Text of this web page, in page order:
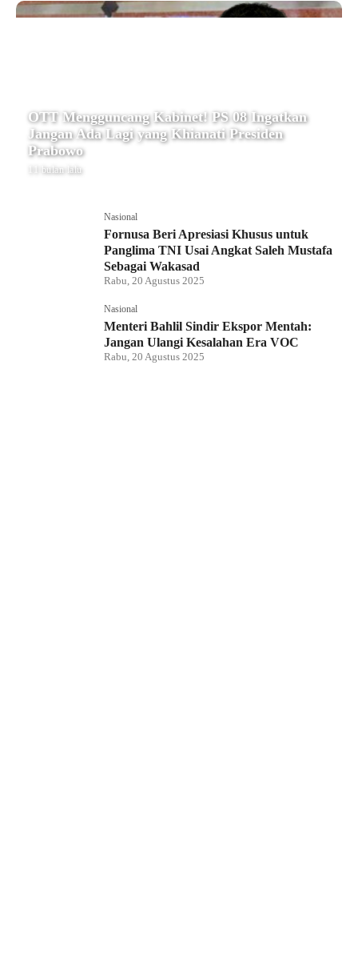
OTT Mengguncang Kabinet! PS 08 Ingatkan
Jangan Ada Lagi yang Khianati Presiden
Prabowo
11 bulan lalu
Nasional
Fornusa Beri Apresiasi Khusus untuk
Panglima TNI Usai Angkat Saleh Mustafa
Sebagai Wakasad
Rabu, 20 Agustus 2025
Nasional
Menteri Bahlil Sindir Ekspor Mentah:
Jangan Ulangi Kesalahan Era VOC
Rabu, 20 Agustus 2025